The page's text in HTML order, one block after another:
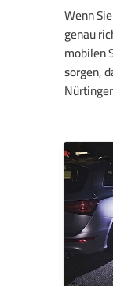
Wenn
genau
mobilen
sorgen,